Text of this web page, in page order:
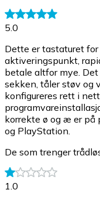
5.0
Dette er tastaturet
aktiveringspunkt,
betale altfor mye.
sekken, tåler støv og
konfigureres rett i
korrekte ø og æ er på
og PlayStation.
De som trenger
1.0